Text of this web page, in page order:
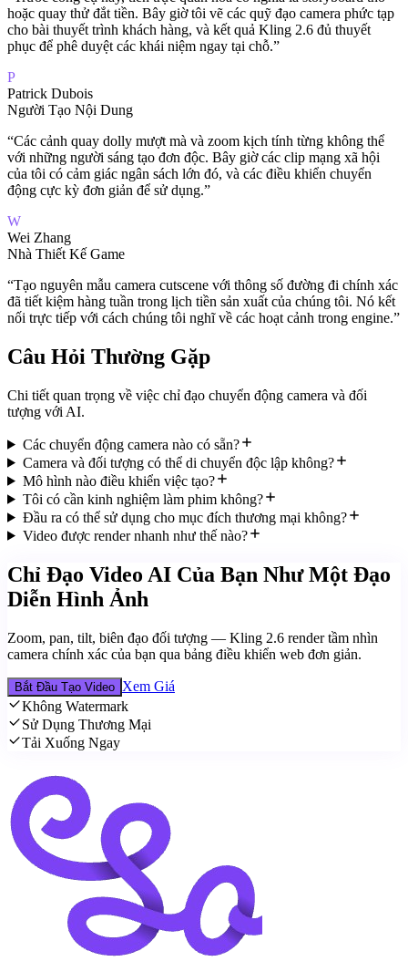
hoặc quay thử đắt tiền. Bây giờ tôi vẽ các quỹ đạo camera phức tạp
cho bài thuyết trình khách hàng, và kết quả Kling 2.6 đủ thuyết
phục để phê duyệt các khái niệm ngay tại chỗ.”
P
Patrick Dubois
Người Tạo Nội Dung
“Các cảnh quay dolly mượt mà và zoom kịch tính từng không thể
với những người sáng tạo đơn độc. Bây giờ các clip mạng xã hội
của tôi có cảm giác ngân sách lớn đó, và các điều khiển chuyển
động cực kỳ đơn giản để sử dụng.”
W
Wei Zhang
Nhà Thiết Kế Game
“Tạo nguyên mẫu camera cutscene với thông số đường đi chính xác
đã tiết kiệm hàng tuần trong lịch tiền sản xuất của chúng tôi. Nó kết
nối trực tiếp với cách chúng tôi nghĩ về các hoạt cảnh trong engine.”
Câu Hỏi Thường Gặp
Chi tiết quan trọng về việc chỉ đạo chuyển động camera và đối
tượng với AI.
Các chuyển động camera nào có sẵn?
Camera và đối tượng có thể di chuyển độc lập không?
Mô hình nào điều khiển việc tạo?
Tôi có cần kinh nghiệm làm phim không?
Đầu ra có thể sử dụng cho mục đích thương mại không?
Video được render nhanh như thế nào?
Chỉ Đạo Video AI Của Bạn Như Một Đạo
Diễn Hình Ảnh
Zoom, pan, tilt, biên đạo đối tượng — Kling 2.6 render tầm nhìn
camera chính xác của bạn qua bảng điều khiển web đơn giản.
Bắt Đầu Tạo Video Xem Giá
Không Watermark
Sử Dụng Thương Mại
Tải Xuống Ngay